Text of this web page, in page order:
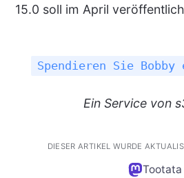
15.0 soll im April
Spendieren Sie
Ein Servicevon
DIESER ARTIKEL WURDE
Tootata